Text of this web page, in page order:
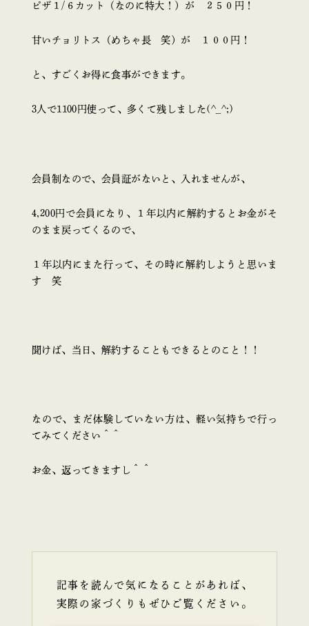
ピザ１/６カット（なのに特大！）が ２５０円！
甘いチョリトス（めちゃ長 笑）が １００円！
と、すごくお得に食事ができます。
3人で1100円使って、多くて残しました(^_^;)
会員制なので、会員証がないと、入れませんが、
4,200円で会員になり、１年以内に解約するとお金がそ
のまま戻ってくるので、
１年以内にまた行って、その時に解約しようと思いま
す 笑
聞けば、当日、解約することもできるとのこと！！
なので、まだ体験していない方は、軽い気持ちで行っ
てみてください＾＾
お金、返ってきますし＾＾
記事を読んで気になることがあれば、
実際の家づくりもぜひご覧ください。